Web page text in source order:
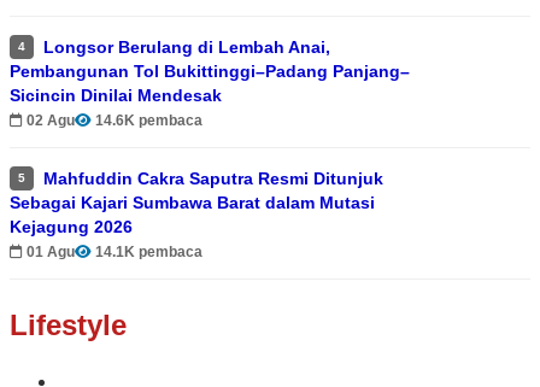
4
Longsor Berulang di Lembah Anai,
Pembangunan Tol Bukittinggi–Padang Panjang–
Sicincin Dinilai Mendesak
02 Agu 14.6K pembaca
5
Mahfuddin Cakra Saputra Resmi Ditunjuk
Sebagai Kajari Sumbawa Barat dalam Mutasi
Kejagung 2026
01 Agu 14.1K pembaca
Lifestyle